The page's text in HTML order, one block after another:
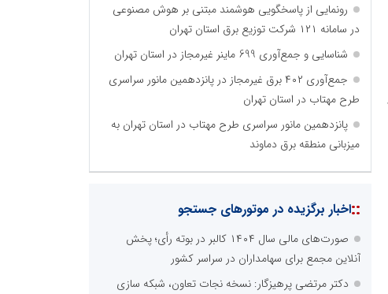
رونمایی از پاسخگویی هوشمند مبتنی بر هوش مصنوعی
در سامانه ۱۲۱ شرکت توزیع برق استان تهران
شناسایی و جمع‌آوری 699 ماینر غیرمجاز در استان تهران
جمع‌آوری ۴۰۲ برق غیرمجاز در پانزدهمین مانور سراسری
طرح مهتاب در استان تهران
پانزدهمین مانور سراسری طرح مهتاب در استان تهران به
میزبانی منطقه برق دماوند
::اخبار برگزیده در موتورهای جستجو
صورت‌های مالی سال ۱۴۰۴ کالبر در بوته رأی؛ پخش
آنلاین مجمع برای سهامداران در سراسر کشور
دکتر مرتضی پرهیزگار: نسخه نجات تعاون، شبکه سازی